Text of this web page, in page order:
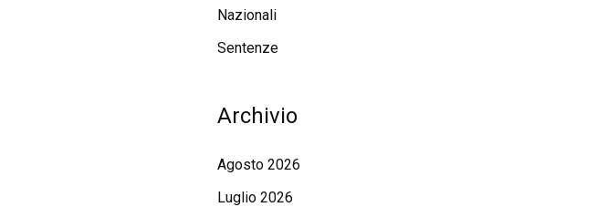
Nazionali
Sentenze
Archivio
Agosto 2026
Luglio 2026